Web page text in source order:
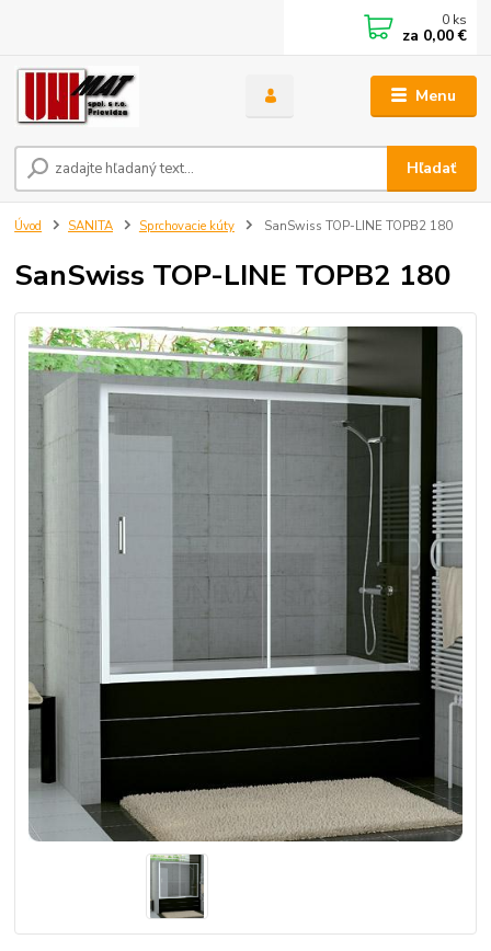
Menu
Hľadať
0 ks
za 0,00 €
Úvod SANITA Sprchovacie kúty SanSwiss TOP-LINE TOPB2 180
SanSwiss TOP-LINE TOPB2 180